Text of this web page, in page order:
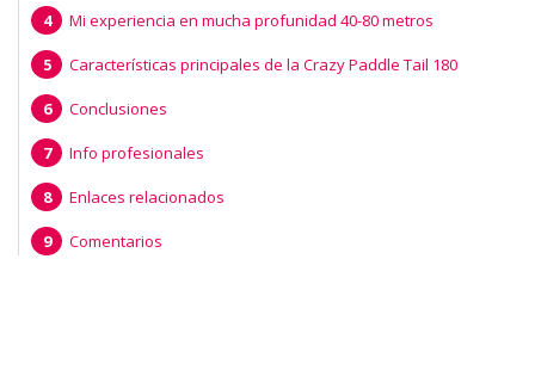
Mi experiencia en mucha profunidad 40-80 metros
Características principales de la Crazy Paddle Tail 180
Conclusiones
Info profesionales
Enlaces relacionados
Comentarios